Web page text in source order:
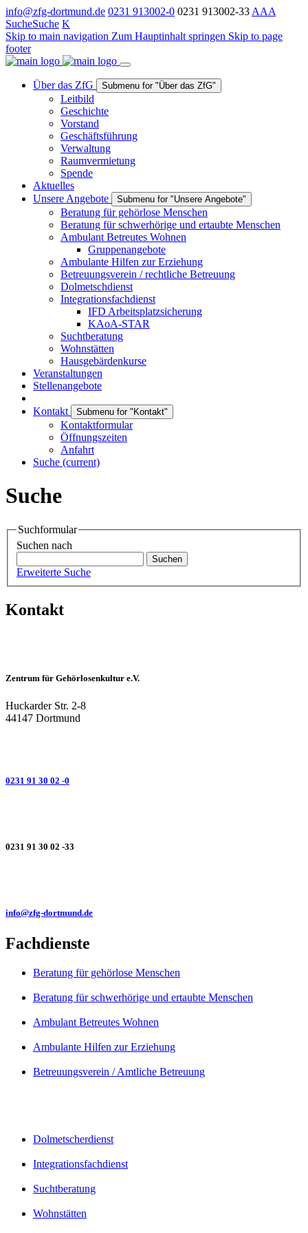
info@zfg-dortmund.de 0231 913002-0 0231 913002-33 AAA
SucheSuche K
Skip to main navigation Zum Hauptinhalt springen Skip to page
footer
Über das ZfG Submenu for "Über das ZfG"
Leitbild
Geschichte
Vorstand
Geschäftsführung
Verwaltung
Raumvermietung
Spende
Aktuelles
Unsere Angebote
Submenu for "Unsere Angebote"
Beratung für gehörlose Menschen
Beratung für schwerhörige und ertaubte Menschen
Ambulant Betreutes Wohnen
Gruppenangebote
Ambulante Hilfen zur Erziehung
Betreuungsverein / rechtliche Betreuung
Dolmetschdienst
Integrationsfachdienst
IFD Arbeitsplatzsicherung
KAoA-STAR
Suchtberatung
Wohnstätten
Hausgebärdenkurse
Veranstaltungen
Stellenangebote
Kontakt Submenu for "Kontakt"
Kontaktformular
Öffnungszeiten
Anfahrt
Suche (current)
Suche
Suchformular
Suchen nach
Erweiterte Suche
Kontakt
Zentrum für Gehörlosenkultur e.V.
Huckarder Str. 2-8
44147 Dortmund
0231 91 30 02 -0
0231 91 30 02 -33
info@zfg-dortmund.de
Fachdienste
Beratung für gehörlose Menschen
Beratung für schwerhörige und ertaubte Menschen
Ambulant Betreutes Wohnen
Ambulante Hilfen zur Erziehung
Betreuungsverein / Amtliche Betreuung
Dolmetscherdienst
Integrationsfachdienst
Suchtberatung
Wohnstätten